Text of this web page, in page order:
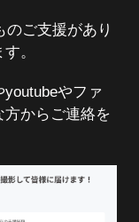
のご支援があり
。
やファ
方からご連絡を